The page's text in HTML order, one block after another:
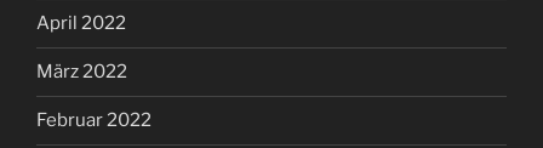
April 2022
März 2022
Februar 2022